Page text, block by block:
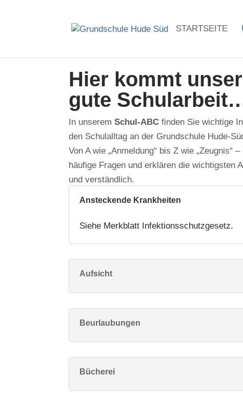
STARTSEITE
Hier kommt
gute
In unseremSchul-ABC finden Sie wichtige
den Schulalltag an der Grundschule Hude-
Von A wie „Anmeldung“ bis Z wie „Zeugnis“
häufige Fragen und erklären die wichtigsten
und verständlich.
Ansteckende Krankheiten
Siehe Merkblatt Infektionsschutzgesetz.
Aufsicht
Beurlaubungen
Bücherei